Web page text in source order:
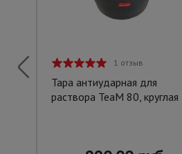
1 отзыв
Тара антиударная для
раствора TeaM 80, круглая